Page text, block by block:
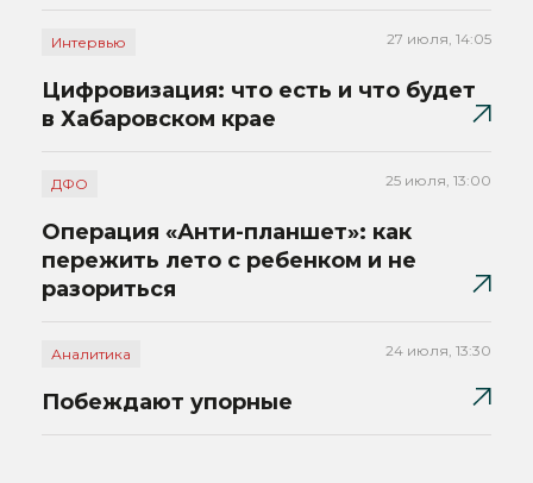
Интервью 27 июля, 14:05
Цифровизация: что есть и что будет
в Хабаровском крае
ДФО 25 июля, 13:00
Операция «Анти-планшет»: как
пережить лето с ребенком и не
разориться
Аналитика 24 июля, 13:30
Побеждают упорные